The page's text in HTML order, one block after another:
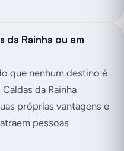
da Rainha ou em
que nenhum destino é
da Rainha
próprias vantagens e
pessoas